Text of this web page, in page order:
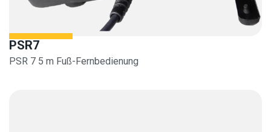
PSR7
PSR 7 5 m Fuß-Fernbedienung